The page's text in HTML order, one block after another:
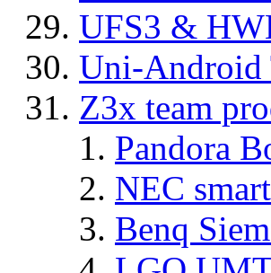
UFS3 &
Uni-Android
Z3x team
Pandora
NEC
Benq